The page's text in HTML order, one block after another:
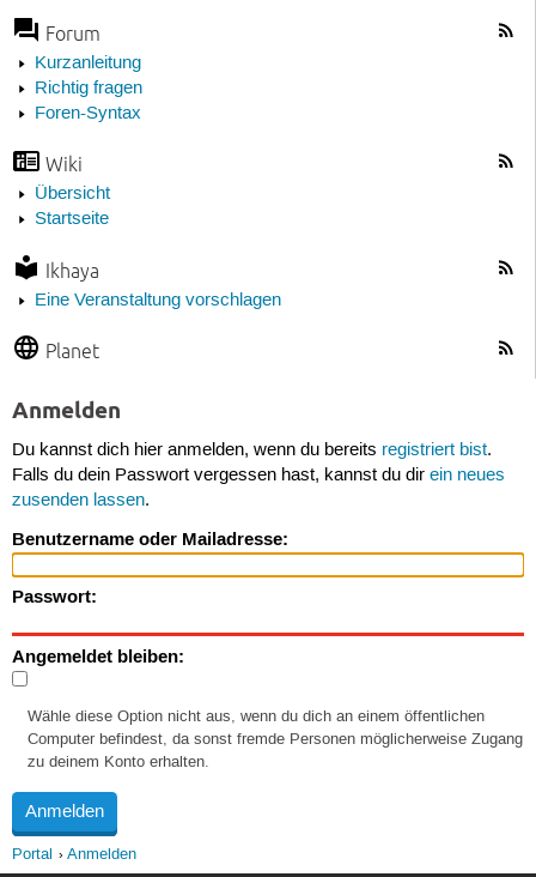
Forum
Kurzanleitung
Richtig fragen
Foren-Syntax
Wiki
Übersicht
Startseite
Ikhaya
Eine Veranstaltung vorschlagen
Planet
Anmelden
Du kannst dich hier anmelden, wenn du bereits registriert bist.
Falls du dein Passwort vergessen hast, kannst du dir ein neues
zusenden lassen.
Benutzername oder Mailadresse:
Passwort:
Angemeldet bleiben:
Wähle diese Option nicht aus, wenn du dich an einem öffentlichen
Computer befindest, da sonst fremde Personen möglicherweise Zugang
zu deinem Konto erhalten.
Portal Anmelden